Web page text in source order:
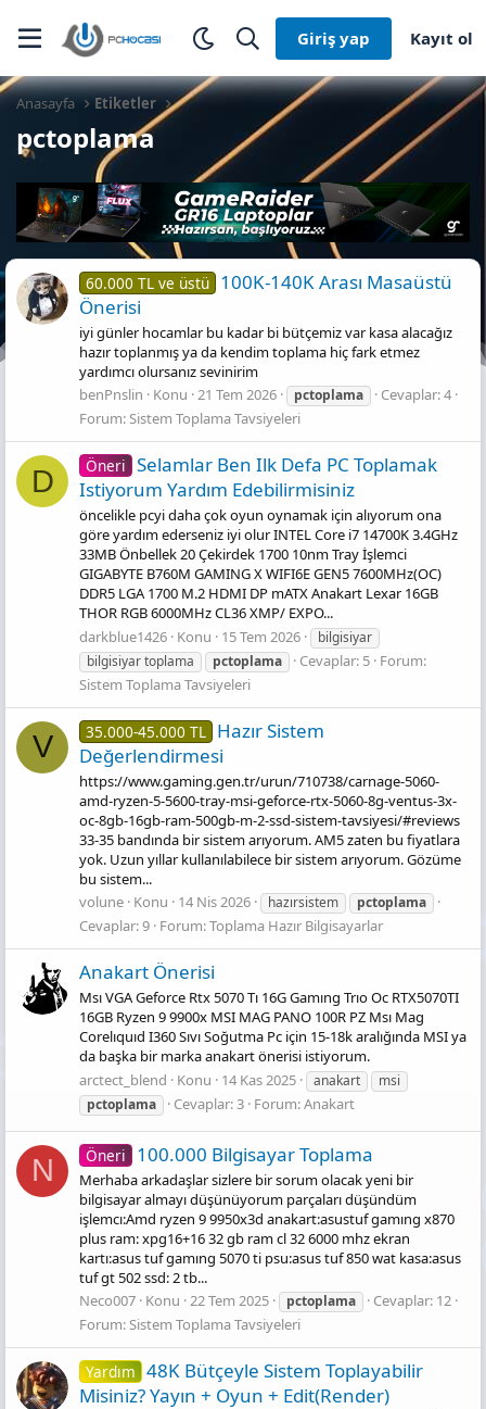
Giriş yap Kayıt ol
Anasayfa Etiketler
pctoplama
60.000 TL ve üstü 100K-140K Arası Masaüstü
Önerisi
iyi günler hocamlar bu kadar bi bütçemiz var kasa alacağız
hazır toplanmış ya da kendim toplama hiç fark etmez
yardımcı olursanız sevinirim
benPnslin
Konu 21 Tem 2026 pctoplama
Cevaplar: 4
Forum:Sistem Toplama Tavsiyeleri
D Öneri Selamlar Ben Ilk Defa PC Toplamak
Istiyorum Yardım Edebilirmisiniz
öncelikle pcyi daha çok oyun oynamak için alıyorum ona
göre yardım ederseniz iyi olur INTEL Core i7 14700K 3.4GHz
33MB Önbellek 20 Çekirdek 1700 10nm Tray İşlemci
GIGABYTE B760M GAMING X WIFI6E GEN5 7600MHz(OC)
DDR5 LGA 1700 M.2 HDMI DP mATX Anakart Lexar 16GB
THOR RGB 6000MHz CL36 XMP/ EXPO...
darkblue1426 Konu 15 Tem 2026
bilgisiyar
bilgisiyar toplama
pctoplama Cevaplar: 5 Forum:
Sistem Toplama Tavsiyeleri
V 35.000-45.000 TL Hazır Sistem
Değerlendirmesi
https://www.gaming.gen.tr/urun/710738/carnage-5060-
amd-ryzen-5-5600-tray-msi-geforce-rtx-5060-8g-ventus-3x-
oc-8gb-16gb-ram-500gb-m-2-ssd-sistem-tavsiyesi/#reviews
33-35 bandında bir sistem arıyorum. AM5 zaten bu fiyatlara
yok. Uzun yıllar kullanılabilece bir sistem arıyorum. Gözüme
bu sistem...
volune Konu 14 Nis 2026 hazırsistem pctoplama
Cevaplar: 9 Forum:Toplama Hazır Bilgisayarlar
Anakart Önerisi
Msı VGA Geforce Rtx 5070 Tı 16G Gamıng Trıo Oc RTX5070TI
16GB Ryzen 9 9900x MSI MAG PANO 100R PZ Msı Mag
Corelıquıd I360 Sıvı Soğutma Pc için 15-18k aralığında MSI ya
da başka bir marka anakart önerisi istiyorum.
arctect_blend
Konu 14 Kas 2025 anakart
msi
pctoplama
Cevaplar: 3 Forum:Anakart
N Öneri 100.000 Bilgisayar Toplama
Merhaba arkadaşlar sizlere bir sorum olacak yeni bir
bilgisayar almayı düşünüyorum parçaları düşündüm
işlemcı:Amd ryzen 9 9950x3d anakart:asustuf gamıng x870
plus ram: xpg16+16 32 gb ram cl 32 6000 mhz ekran
kartı:asus tuf gamıng 5070 ti psu:asus tuf 850 wat kasa:asus
tuf gt 502 ssd: 2 tb...
Neco007 Konu 22 Tem 2025 pctoplama
Cevaplar: 12
Forum:Sistem Toplama Tavsiyeleri
Yardım 48K Bütçeyle Sistem Toplayabilir
Misiniz? Yayın + Oyun + Edit(Render)